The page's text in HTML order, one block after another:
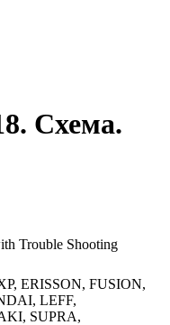
Схема.
Trouble Shooting
ERISSON, FUSION,
LEFF,
SUPRA,